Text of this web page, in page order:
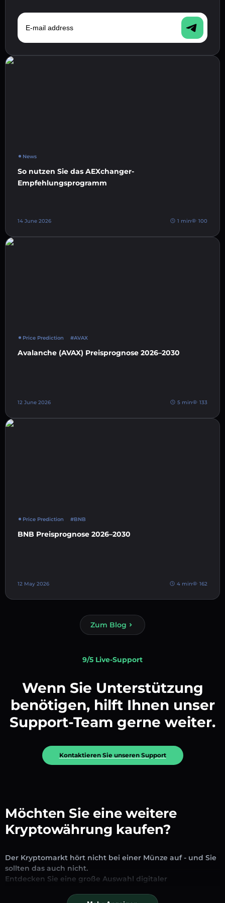
E-mail address
News
So nutzen Sie das AEXchanger-
Empfehlungsprogramm
14 June 2026 1 min 100
Price Prediction #AVAX
Avalanche (AVAX) Preisprognose 2026–2030
12 June 2026 5 min 133
Price Prediction #BNB
BNB Preisprognose 2026–2030
12 May 2026 4 min 162
Zum Blog
9/5 Live-Support
Wenn Sie Unterstützung
benötigen, hilft Ihnen unser
Support-Team gerne weiter.
Kontaktieren Sie unseren Support
Möchten Sie eine weitere
Kryptowährung kaufen?
Der Kryptomarkt hört nicht bei einer Münze auf - und Sie
sollten das auch nicht.
Entdecken Sie eine große Auswahl digitaler
Austausch und Handel verfügbar sind. Ob etablierte